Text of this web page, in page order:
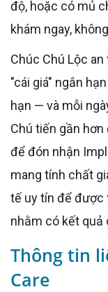
độ, hoặc có mủ
khám ngay,
Chúc Chú Lộc an tâm rằng sưng hai bên mặt chỉ là
"cái giá" ngắn
hạn — và mỗi
Chú tiến gần
để đón nhận
mang tính chất
tế uy tín để được
nhằm có kết quả
Thông tin
Care